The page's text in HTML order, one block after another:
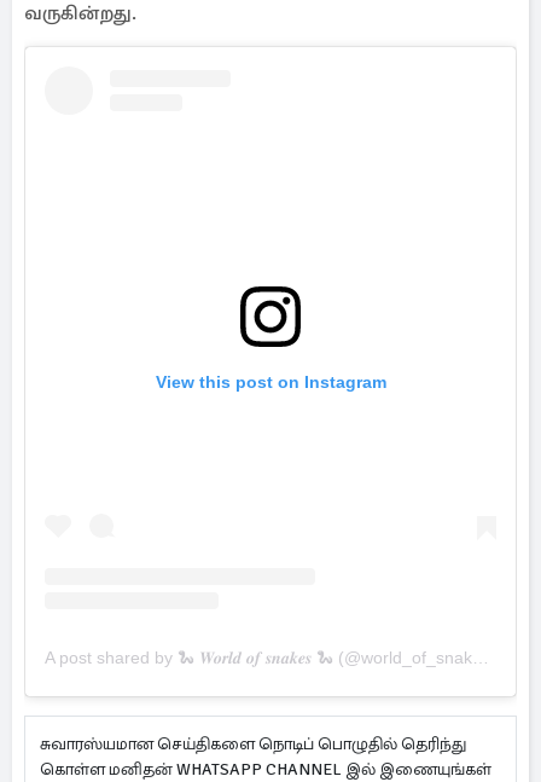
வருகின்றது.
View this post on Instagram
சுவாரஸ்யமான செய்திகளை நொடிப் பொழுதில் தெரிந்து
கொள்ள மனிதன் WHATSAPP CHANNEL இல் இணையுங்கள்